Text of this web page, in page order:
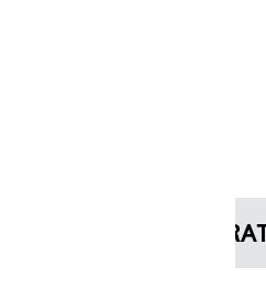
INFORMATIONS